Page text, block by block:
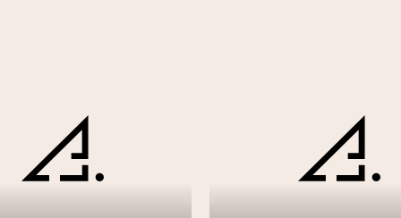
Qualitätskontrollen stellen wir sicher,
einhalten können. Dazu gehört
durch erfahrene Mitarbeitende in unseren